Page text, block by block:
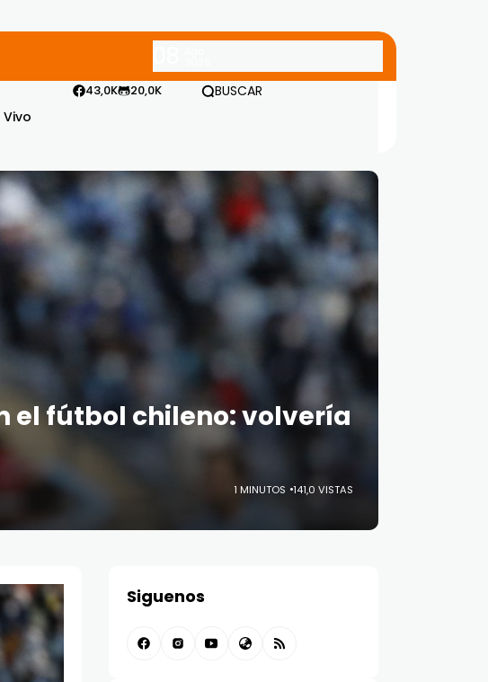
43,0K 20,0K BUSCAR
el fútbol chileno: volvería
1 MINUTOS 141,0 VISTAS
Siguenos